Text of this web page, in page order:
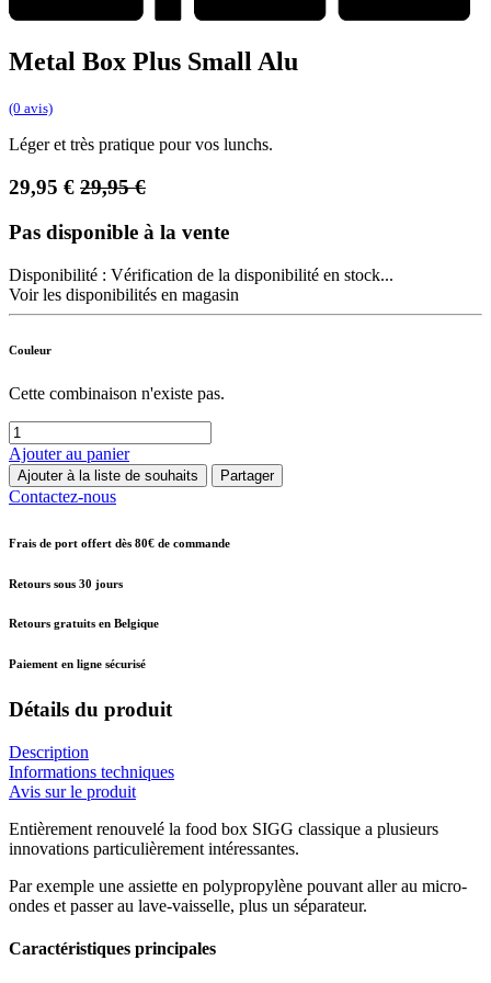
Metal Box Plus Small Alu
(0 avis)
Léger et très pratique pour vos lunchs.
29,95 € 29,95€
Pas disponible à la vente
Disponibilité : Vérification de la disponibilité en stock...
Voir les disponibilités en magasin
Couleur
Cette combinaison n'existe pas.
Ajouter au panier
Ajouter à la liste de souhaits Partager
Contactez-nous
Frais de port offert dès 80€ de commande
Retours sous 30 jours
Retours gratuits en Belgique
Paiement en ligne sécurisé
Détails du produit
Description
Informations techniques
Avis sur le produit
Entièrement renouvelé la food box SIGG classique a plusieurs
innovations particulièrement intéressantes.
Par exemple une assiette en polypropylène pouvant aller au micro-
ondes et passer au lave-vaisselle, plus un séparateur.
Caractéristiques principales